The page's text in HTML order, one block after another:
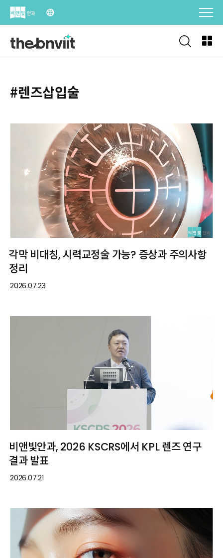
Skip
#렌즈삽입술
각막 비대칭, 시력교정술 가능? 증상과 주의사항
정리
2026.07.23
비앤빛안과, 2026 KSCRS에서 KPL 렌즈 연구
결과 발표
2026.07.21